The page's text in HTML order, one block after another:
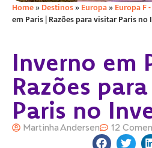
Home»Destinos»Europa»Europa F
em Paris | Razões para visitar Paris no
Inverno em
Razões
Paris no
Martinha Andersen 12